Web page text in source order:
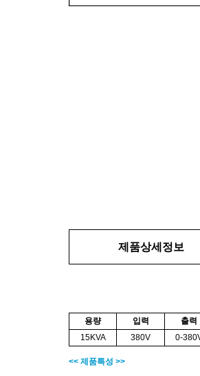
제품상세정보
용량 입력 출력
15KVA
380V 0-
<< 제품특성 >>